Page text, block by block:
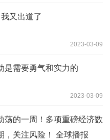
又出道了
2023-03-09
是需要勇气和实力的
2023-03-09
荡的一周！多项重磅经济数
，关注风险！ 全球播报